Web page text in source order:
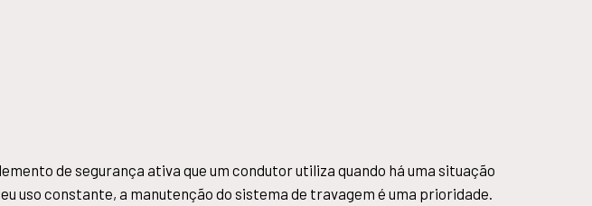
de segurança ativa que um condutor utiliza quando há uma situação
uso constante, a manutenção do sistema de travagem é uma prioridade.